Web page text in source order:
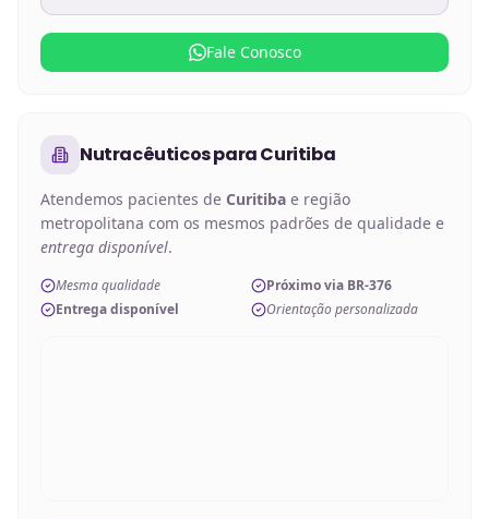
Fale Conosco
NutracêuticosparaCuritiba
Atendemos pacientes de Curitiba e região
metropolitana com os mesmos padrões de qualidade e
entrega disponível.
Mesma qualidade
Próximo via BR-376
Entrega disponível
Orientação personalizada